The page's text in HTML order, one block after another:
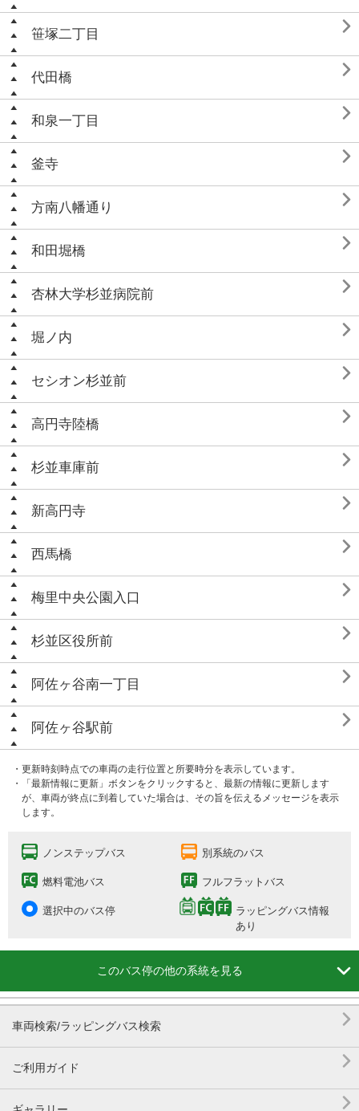
笹塚二丁目 
代田橋 
和泉一丁目 
釜寺 
方南八幡通り 
和田堀橋 
杏林大学杉並病院前 
堀ノ内 
セシオン杉並前 
高円寺陸橋 
杉並車庫前 
新高円寺 
西馬橋 
梅里中央公園入口 
杉並区役所前 
阿佐ヶ谷南一丁目 
阿佐ヶ谷駅前 
・更新時刻時点での車両の走行位置と所要時分を表示しています。
・「最新情報に更新」ボタンをクリックすると、最新の情報に更新します
が、車両が終点に到着していた場合は、その旨を伝えるメッセージを表示
します。
ノンステップバス 別系統のバス
燃料電池バス フルフラットバス
選択中のバス停
ラッピングバス情報
あり
このバス停の他の系統を見る 
車両検索/ラッピングバス検索 
ご利用ガイド 
